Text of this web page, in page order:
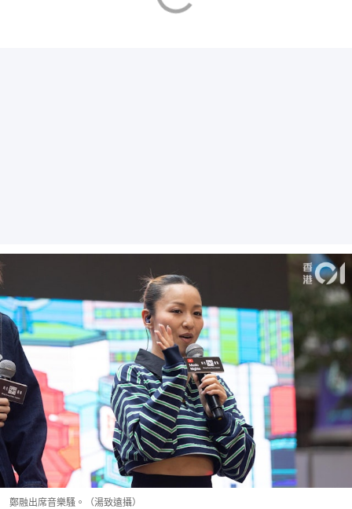
鄭融出席音樂騷。（湯致遠攝）